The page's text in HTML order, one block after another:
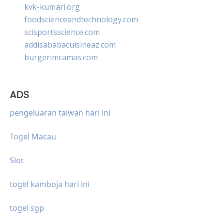
kvk-kumari.org
foodscienceandtechnology.com
scisportsscience.com
addisababacuisineaz.com
burgerimcamas.com
ADS
pengeluaran taiwan hari ini
Togel Macau
Slot
togel kamboja hari ini
togel sgp